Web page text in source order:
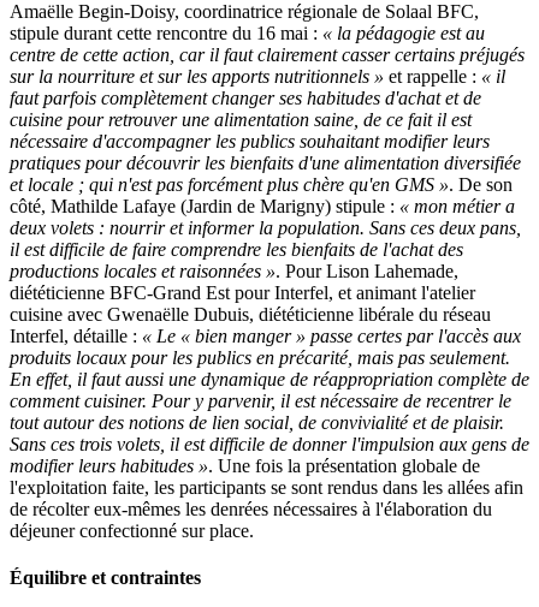
Amaëlle Begin-Doisy, coordinatrice régionale de Solaal BFC,
stipule durant cette rencontre du 16 mai : « la pédagogie est au
centre de cette action, car il faut clairement casser certains préjugés
sur la nourriture et sur les apports nutritionnels » et rappelle : « il
faut parfois complètement changer ses habitudes d'achat et de
cuisine pour retrouver une alimentation saine, de ce fait il est
nécessaire d'accompagner les publics souhaitant modifier leurs
pratiques pour découvrir les bienfaits d'une alimentation diversifiée
et locale ; qui n'est pas forcément plus chère qu'en GMS ». De son
côté, Mathilde Lafaye (Jardin de Marigny) stipule : « mon métier a
deux volets : nourrir et informer la population. Sans ces deux pans,
il est difficile de faire comprendre les bienfaits de l'achat des
productions locales et raisonnées ». Pour Lison Lahemade,
diététicienne BFC-Grand Est pour Interfel, et animant l'atelier
cuisine avec Gwenaëlle Dubuis, diététicienne libérale du réseau
Interfel, détaille : « Le « bien manger » passe certes par l'accès aux
produits locaux pour les publics en précarité, mais pas seulement.
En effet, il faut aussi une dynamique de réappropriation complète de
comment cuisiner. Pour y parvenir, il est nécessaire de recentrer le
tout autour des notions de lien social, de convivialité et de plaisir.
Sans ces trois volets, il est difficile de donner l'impulsion aux gens de
modifier leurs habitudes ». Une fois la présentation globale de
l'exploitation faite, les participants se sont rendus dans les allées afin
de récolter eux-mêmes les denrées nécessaires à l'élaboration du
déjeuner confectionné sur place.
Équilibre et contraintes